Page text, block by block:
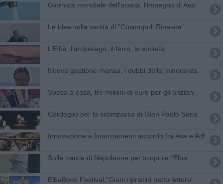
Giornata mondiale dell'acqua, l'impegno di Asa
Le idee sulla sanità di "Cosmopoli Rinasce"
L’Elba, l’arcipelago, il ferro, la società
Nuova gestione mensa, i dubbi della minoranza
Spesa a casa, tre milioni di euro per gli anziani
Cordoglio per la scomparsa di Gian Paolo Soria
Innovazione e finanziamenti accordo fra Asa e Adf
Sulle tracce di Napoleone per scoprire l'Elba
ElbaBook Festival,"Giani ripristini patto lettura"